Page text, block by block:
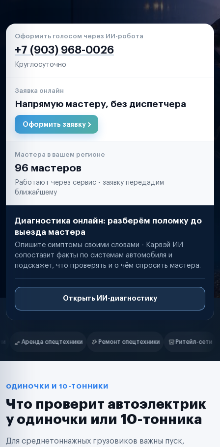
Оформить голосом через ИИ-робота
+7 (903) 968-0026
Круглосуточно
Заявка онлайн
Напрямую мастеру, без диспетчера
Оформить заявку
Мастера в вашем регионе
96 мастеров
Работают через сервис - заявку передадим
ближайшему
Диагностика онлайн: разберём поломку до
выезда мастера
Опишите симптомы своими словами - Карвэй ИИ
сопоставит факты по системам автомобиля и
подскажет, что проверять и о чём спросить мастера.
Открыть ИИ-диагностику
Нам доверяют
спецтехники Ритейл-сети Управляющие компании
Маркетплейсы
Таксопарки
Автодилеры
Поставщики запчастей
Аренда спецтехники
ОДИНОЧКИ И 10-ТОННИКИ
Что проверит автоэлектрик
у одиночки или 10-тонника
Для среднетоннажных грузовиков важны пуск,